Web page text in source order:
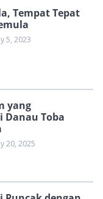
Tempat Tepat
5, 2023
yang
Danau Toba
20, 2025